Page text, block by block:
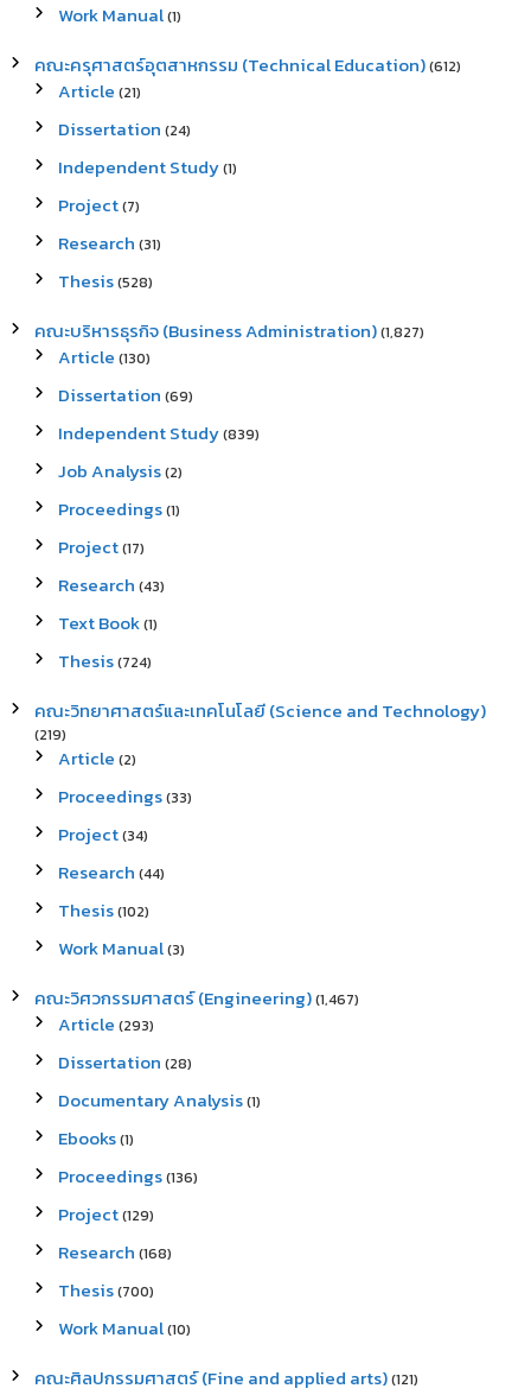
Work Manual(1)
คณะครุศาสตร์อุตสาหกรรม (Technical Education)(612)
Article (21)
Dissertation (24)
Independent Study(1)
Project(7)
Research (31)
Thesis(528)
คณะบริหารธุรกิจ (Business Administration)(1,827)
Article (130)
Dissertation (69)
Independent Study(839)
Job Analysis(2)
Proceedings(1)
Project(17)
Research (43)
Text Book(1)
Thesis(724)
คณะวิทยาศาสตร์และเทคโนโลยี (Science and Technology)
(219)
Article (2)
Proceedings(33)
Project(34)
Research (44)
Thesis(102)
Work Manual(3)
คณะวิศวกรรมศาสตร์ (Engineering)(1,467)
Article (293)
Dissertation (28)
Documentary Analysis(1)
Ebooks(1)
Proceedings(136)
Project(129)
Research (168)
Thesis(700)
Work Manual(10)
คณะศิลปกรรมศาสตร์ (Fine and applied arts)(121)